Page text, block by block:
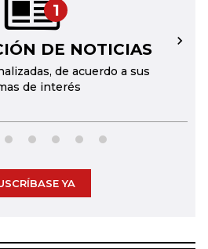
1
DE NOTICIAS
de acuerdo a sus
de interés
→
YA